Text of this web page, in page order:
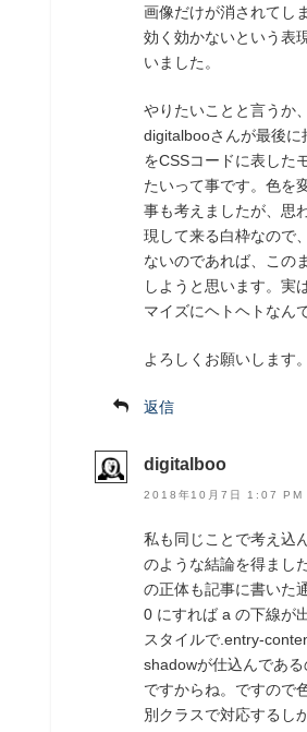
画像だけが消されてし
効く効かないという表
いました。
やりたいことと言うか
digitalbooさんが最後に
をCSSコードに表した
たいって事です。色を
事も考えましたが、思
現して来る白枠なので
ないのであれば、この
しようと思います。実
マイズにヘトヘトなん
よろしくお願いします。
返信
digitalboo
2018年10月7日 1:07 PM
私も同じことで考え込
のような結論を得まし
の正体も記事に書いた
0 にすれば a の下線が
スタイルで.entry-
shadowが仕込んであ
ですからね。ですので
別クラスで対応するし